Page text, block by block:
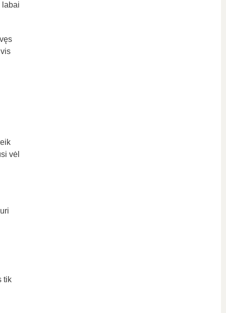
labai
vėl
tik